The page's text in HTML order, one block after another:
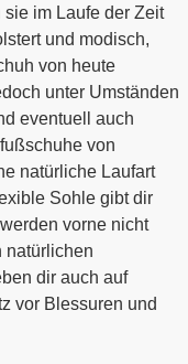
im Laufe der Zeit
und modisch,
von heute
unter Umständen
eventuell auch
von
natürliche Laufart
Sohle gibt dir
vorne nicht
natürlichen
dir auch auf
vor Blessuren und